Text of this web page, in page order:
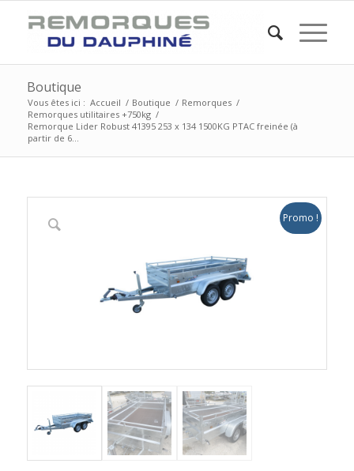
Boutique
Vous êtes ici : Accueil / Boutique / Remorques /
Remorques utilitaires +750kg /
Remorque Lider Robust 41395 253 x 134 1500KG PTAC freinée (à
partir de 6...
Promo !